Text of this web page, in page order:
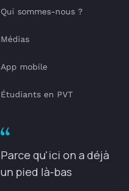
Qui sommes-nous ?
Médias
App mobile
Étudiants en PVT
Parce qu'ici on a déjà
un pied là-bas